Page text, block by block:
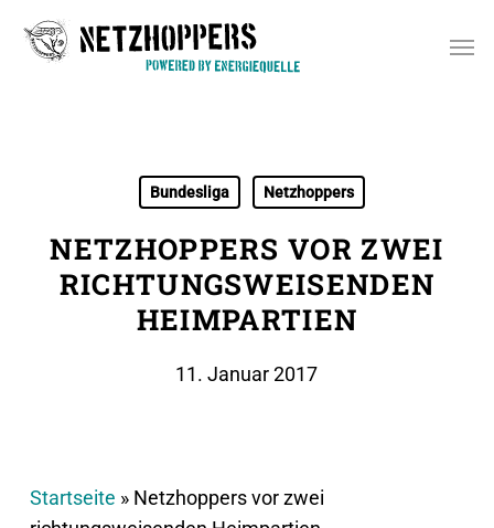
Bundesliga Netzhoppers
NETZHOPPERS VOR ZWEI
RICHTUNGSWEISENDEN
HEIMPARTIEN
11. Januar 2017
Startseite » Netzhoppers vor zwei